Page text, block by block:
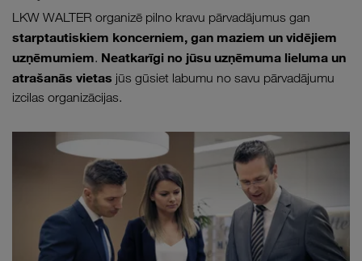
LKW WALTER organizē pilno kravu pārvadājumus gan
starptautiskiem koncerniem, gan maziem un vidējiem
uzņēmumiem. Neatkarīgi no jūsu uzņēmuma lieluma un
atrašanās vietas jūs gūsiet labumu no savu pārvadājumu
izcilas organizācijas.